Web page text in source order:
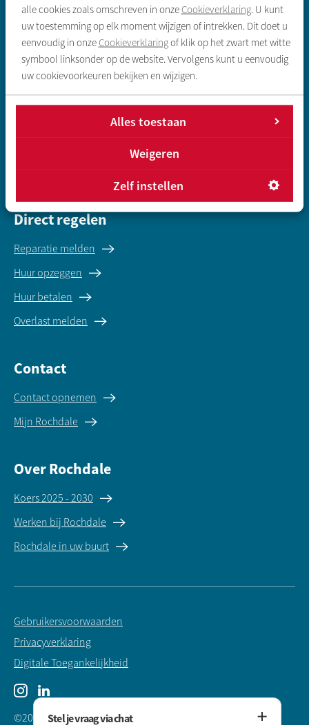
alle cookies zoals omschreven in onze Cookieverklaring. U kunt
uw toestemming op elk moment wijzigen of intrekken. Dit doet u
eenvoudig in onze Cookieverklaringof klik op het zwart met witte
symbool linksonder op de website. Vervolgens kunt u eenvoudig
uw cookievoorkeuren bekijken en wijzigen.
Alles toestaan
Weigeren
Zelf instellen
Zoeken & aanbod
Sociale huurwoning
Vrije sector huurwoning
Direct regelen
Reparatie melden
Huur opzeggen
Huur betalen
Overlast melden
Contact
Contact opnemen
Mijn Rochdale
Over Rochdale
Koers 2025 - 2030
Werken bij Rochdale
Rochdale in uw buurt
©2025 Rochdale Woningstichting
Gebruikersvoorwaarden
Privacyverklaring
Digitale Toegankelijkheid
InstagramLinkedIn
Stel je vraag via chat